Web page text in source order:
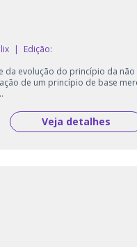
|
Edição:
da evolução do princípio da
de um princípio de base
Veja detalhes